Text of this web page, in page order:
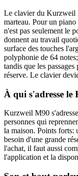
Le clavier du Kurzweil
marteau. Pour un
n'est pas seulement le
donnent au travail
surface des touches
polyphonie de 64
tandis que les
réserve. Le clavier
À qui s'adresse
Kurzweil M90
personnes qui
la maison. Points forts:
besoin d'une grande
l'achat, il faut aussi
l'application et la